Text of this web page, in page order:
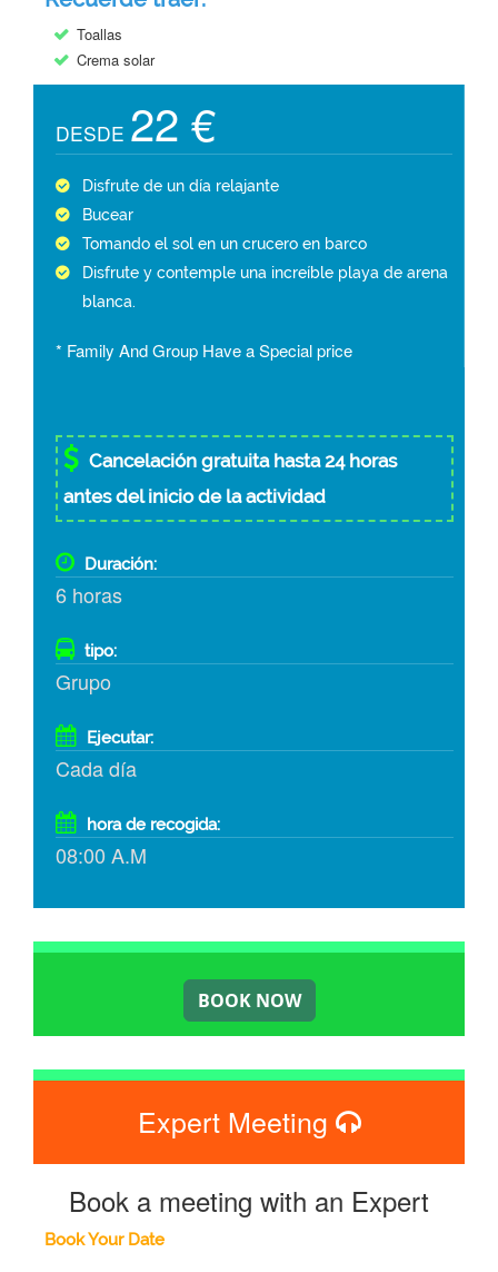
Toallas
Crema solar
DESDE 22 €
Disfrute de un día relajante
Bucear
Tomando el sol en un crucero en barco
Disfrute y contemple una increíble playa de arena
blanca.
* Family And Group Have a Special price
Cancelación gratuita hasta 24 horas
antes del inicio de la actividad
Duración:
6 horas
tipo:
Grupo
Ejecutar:
Cada día
hora de recogida:
08:00 A.M
Expert Meeting
Book a meeting with an Expert
Book Your Date